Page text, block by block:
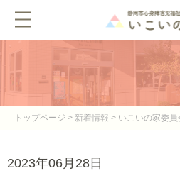
MENU
トップ
施設紹介
サービス紹介
情報公開
トップページ > 新着情報 > いこいの家委
2023年06月28日